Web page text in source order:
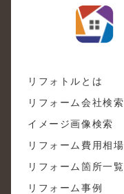
リフォトルとは
リフォーム会社検索
イメージ画像検索
リフォーム費用相場
リフォーム箇所一覧
リフォーム事例